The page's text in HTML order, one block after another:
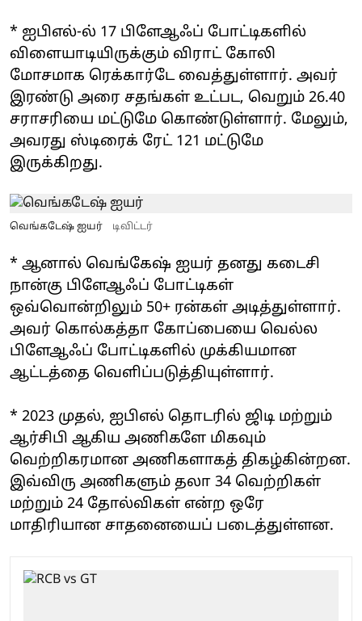
* ஐபிஎல்-ல் 17 பிளேஆஃப் போட்டிகளில்
விளையாடியிருக்கும் விராட் கோலி
மோசமாக ரெக்கார்டே வைத்துள்ளார். அவர்
இரண்டு அரை சதங்கள் உட்பட, வெறும் 26.40
சராசரியை மட்டுமே கொண்டுள்ளார். மேலும்,
அவரது ஸ்டிரைக் ரேட் 121 மட்டுமே
இருக்கிறது.
வெங்கடேஷ் ஐயர் டிவிட்டர்
* ஆனால் வெங்கேஷ் ஐயர் தனது கடைசி
நான்கு பிளேஆஃப் போட்டிகள்
ஒவ்வொன்றிலும் 50+ ரன்கள் அடித்துள்ளார்.
அவர் கொல்கத்தா கோப்பையை வெல்ல
பிளேஆஃப் போட்டிகளில் முக்கியமான
ஆட்டத்தை வெளிப்படுத்தியுள்ளார்.
* 2023 முதல், ஐபிஎல் தொடரில் ஜிடி மற்றும்
ஆர்சிபி ஆகிய அணிகளே மிகவும்
வெற்றிகரமான அணிகளாகத் திகழ்கின்றன.
இவ்விரு அணிகளும் தலா 34 வெற்றிகள்
மற்றும் 24 தோல்விகள் என்ற ஒரே
மாதிரியான சாதனையைப் படைத்துள்ளன.